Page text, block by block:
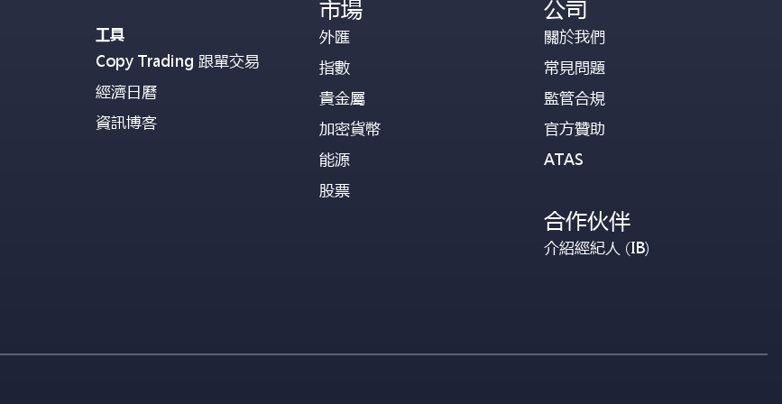
工具
Copy Trading 跟單交易
經濟日曆
資訊博客
市場
外匯
指數
貴金屬
加密貨幣
能源
股票
公司
關於我們
常見問題
監管合規
官方贊助
ATAS
合作伙伴
介紹經紀人 (IB)